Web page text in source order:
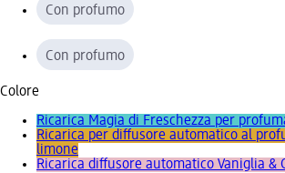
Con profumo
Con profumo
Colore
Ricarica Magia di Freschezza per
Ricarica per diffusore automatico al
limone
Ricarica diffusore automatico Vaniglia &